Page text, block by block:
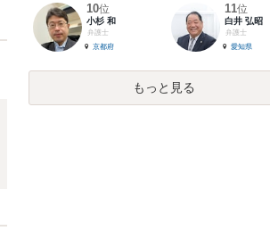
10位
小杉 和
弁護士
京都府
11位
白井 弘昭
弁護士
愛知県
もっと見る